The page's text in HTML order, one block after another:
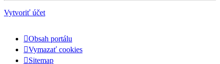
Vytvoriť účet
Obsah portálu
Vymazať cookies
Sitemap